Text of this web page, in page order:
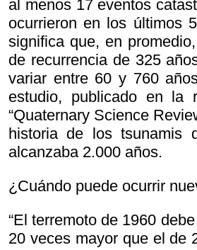
al menos 17 eventos
ocurrieron en los últimos
significa que, en
de recurrencia de 325
variar entre 60 y 760
estudio, publicado en la
“Quaternary Science
historia de los tsunamis
alcanzaba 2.000 años.
¿Cuándo puede ocurrir
“El terremoto de 1960
20 veces mayor que el de